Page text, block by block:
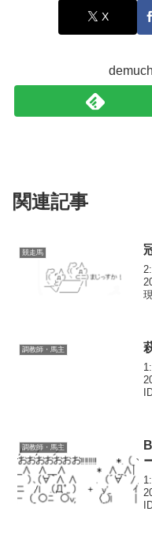
X
関連記事
競走馬
調教師・馬主
調教師・馬主